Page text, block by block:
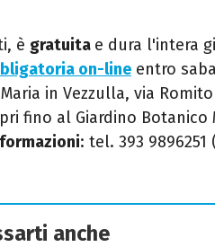
è gratuita e dura l'intera
on-line entro
in Vezzulla, via
fino al Giardino Botanico
: tel. 393
anche